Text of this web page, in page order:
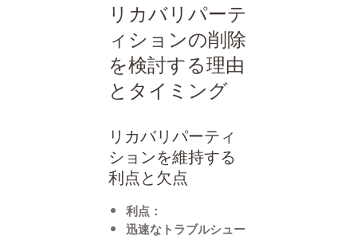
リカバリパーテ
ィションの削除
を検討する理由
とタイミング
リカバリパーティ
ションを維持する
利点と欠点
利点：
迅速なトラブルシュー